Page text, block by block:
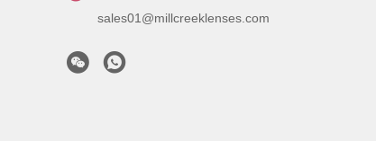
sales01@millcreeklenses.com